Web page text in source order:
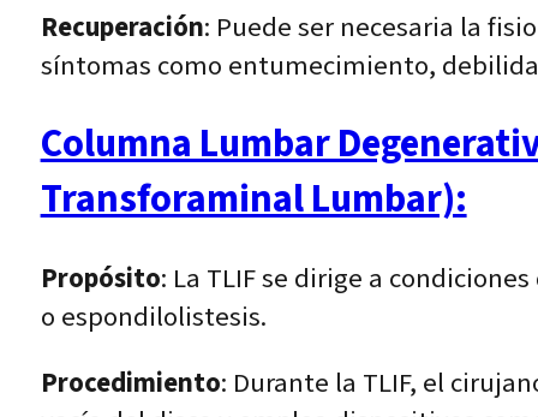
Recuperación: Puede ser necesaria la
síntomas como entumecimiento,
Columna Lumbar
Transforaminal Lumbar):
Propósito: La TLIF se dirige a
o espondilolistesis.
Procedimiento: Durante la TLIF, el